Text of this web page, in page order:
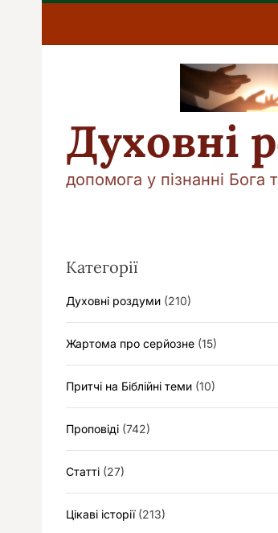
П
р
Духовні
допомога у пізнанні Бога
Категорії
Духовні роздуми (210)
Жартома про серйозне (15)
Притчі на Біблійні теми (10)
Проповіді (742)
Статті (27)
Цікаві історії(213)